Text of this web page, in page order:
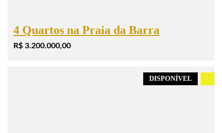
4 Quartos na Praia da Barra
R$ 3.200.000,00
DISPONÍVEL